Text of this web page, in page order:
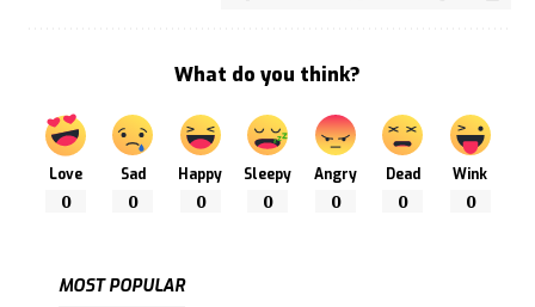
What do you think?
Love
0
Sad
0
Happy
0
Sleepy
0
Angry
0
Dead
0
Wink
0
MOST POPULAR